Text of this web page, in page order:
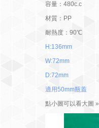
容量：480c.c
材質：PP
耐熱度：90℃
H:136mm
W:72mm
D:72mm
適用50mm瓶蓋
點小圖可以看大圖 »